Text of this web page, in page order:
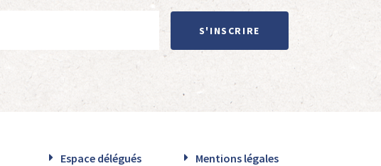
S'INSCRIRE
Espace délégués Mentions légales